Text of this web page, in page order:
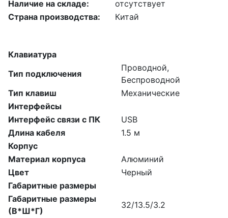
Клавиатура
Тип подключения
Проводной,
Беспроводной
Тип клавиш
Механические
Интерфейсы
Интерфейс связи с ПК
USB
Длина кабеля
1.5 м
Корпус
Материал корпуса
Алюминий
Цвет
Черный
Габаритные размеры
Габаритные размеры
(В*Ш*Г)
32/13.5/3.2
Наличие на складе:
отсутствует
Страна производства:
Китай